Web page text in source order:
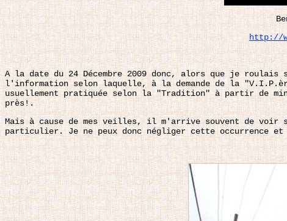
http://
A la date du 24 Décembre 2009 donc, alors que je
l'information selon laquelle, à la demande de la
usuellement pratiquée selon la "Tradition" à partir de
près!.
Mais à cause de mes veilles, il m'arrive souvent de voir
particulier. Je ne peux donc négliger cette occurrence